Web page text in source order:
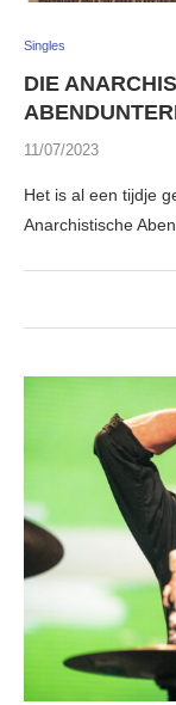
Singles
DIE
11/07/2023
Het is al een tijdje
Anarchistische